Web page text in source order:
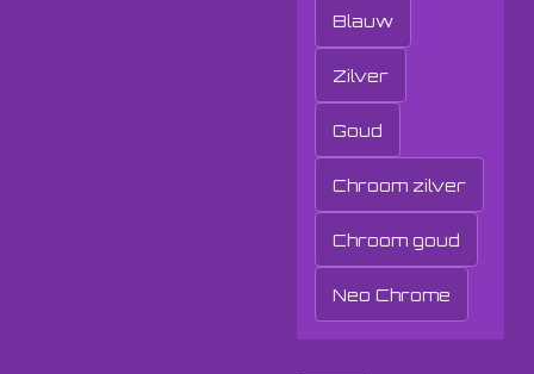
Blauw
Zilver
Goud
Chroom zilver
Chroom goud
Neo Chrome